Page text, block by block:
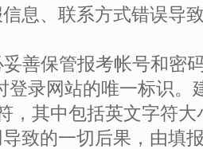
息、联系方式错误导
妥善保管报考帐号和密
登录网站的唯一标识。
，其中包括英文字符
致的一切后果，由填